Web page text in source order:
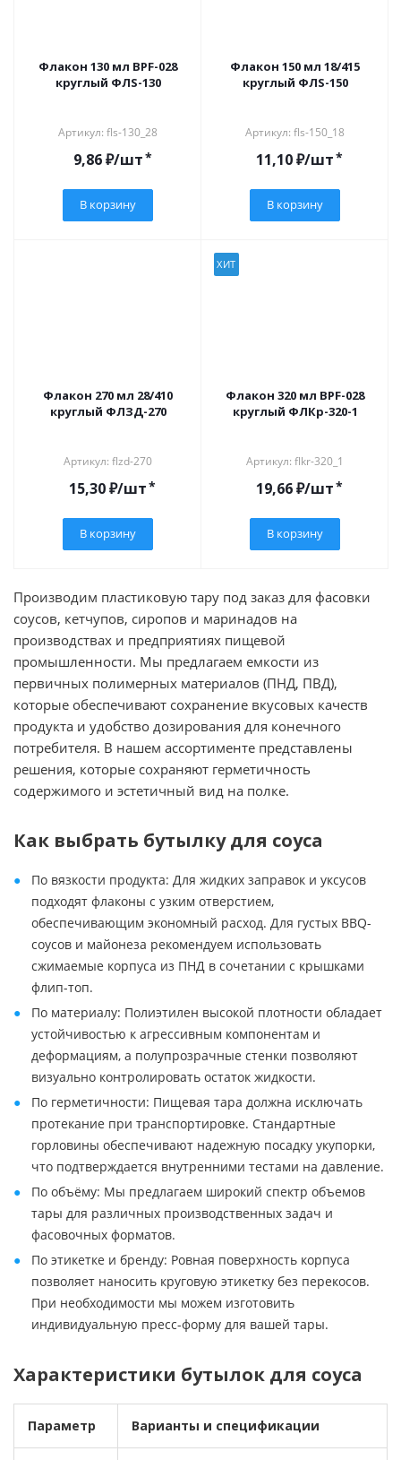
Флакон 130 мл BPF-028
круглый ФЛS-130
Артикул: fls-130_28
9,86₽/шт*
В корзину
Флакон 150 мл 18/415
круглый ФЛS-150
Артикул: fls-150_18
11,10₽/шт*
В корзину
Флакон 270 мл 28/410
круглый ФЛЗД-270
Артикул: flzd-270
15,30₽/шт*
В корзину
ХИТ
Флакон 320 мл BPF-028
круглый ФЛКр-320-1
Артикул: flkr-320_1
19,66₽/шт*
В корзину
Производим пластиковую тару под заказ для фасовки
соусов, кетчупов, сиропов и маринадов на
производствах и предприятиях пищевой
промышленности. Мы предлагаем емкости из
первичных полимерных материалов (ПНД, ПВД),
которые обеспечивают сохранение вкусовых качеств
продукта и удобство дозирования для конечного
потребителя. В нашем ассортименте представлены
решения, которые сохраняют герметичность
содержимого и эстетичный вид на полке.
Как выбрать бутылку для соуса
По вязкости продукта: Для жидких заправок и уксусов
подходят флаконы с узким отверстием,
обеспечивающим экономный расход. Для густых BBQ-
соусов и майонеза рекомендуем использовать
сжимаемые корпуса из ПНД в сочетании с крышками
флип-топ.
По материалу: Полиэтилен высокой плотности обладает
устойчивостью к агрессивным компонентам и
деформациям, а полупрозрачные стенки позволяют
визуально контролировать остаток жидкости.
По герметичности: Пищевая тара должна исключать
протекание при транспортировке. Стандартные
горловины обеспечивают надежную посадку укупорки,
что подтверждается внутренними тестами на давление.
По объёму: Мы предлагаем широкий спектр объемов
тары для различных производственных задач и
фасовочных форматов.
По этикетке и бренду: Ровная поверхность корпуса
позволяет наносить круговую этикетку без перекосов.
При необходимости мы можем изготовить
индивидуальную пресс-форму для вашей тары.
Характеристики бутылок для соуса
Параметр Варианты и спецификации